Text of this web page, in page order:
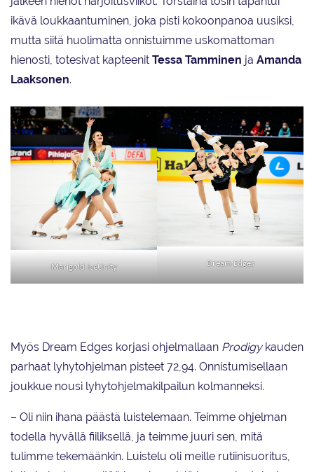
ikävä loukkaantuminen, joka pisti kokoonpanoa uusiksi,
mutta siitä huolimatta onnistuimme uskomattoman
hienosti, totesivat kapteenit Tessa Tamminen ja Amanda
Laaksonen.
Marigold IceUnity Dream Edges
Myös Dream Edges korjasi ohjelmallaan Prodigykauden
parhaat lyhytohjelman pisteet 72,94. Onnistumisellaan
joukkue nousi lyhytohjelmakilpailun kolmanneksi.
– Oli niin ihana päästä luistelemaan. Teimme ohjelman
todella hyvällä fiiliksellä, ja teimme juuri sen, mitä
tulimme tekemäänkin. Luistelu oli meille rutiinisuoritus,